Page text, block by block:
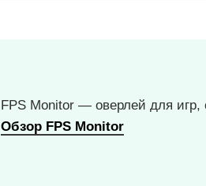
FPS Monitor — оверлей для
Обзор FPS Monitor